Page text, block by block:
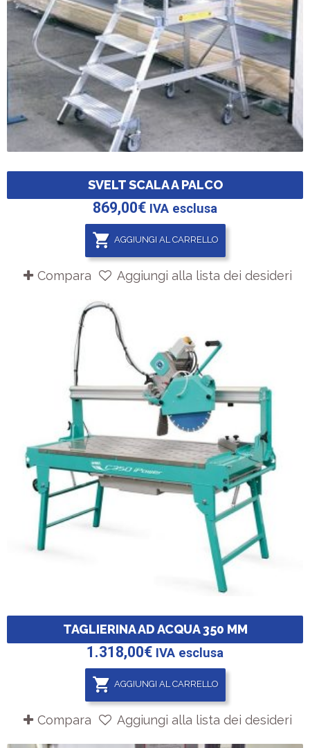
SVELT SCALA A PALCO
869,00€ IVA esclusa
AGGIUNGI AL CARRELLO
Compara Aggiungi alla lista dei desideri
TAGLIERINA AD ACQUA 350 MM
1.318,00€ IVA esclusa
AGGIUNGI AL CARRELLO
Compara Aggiungi alla lista dei desideri